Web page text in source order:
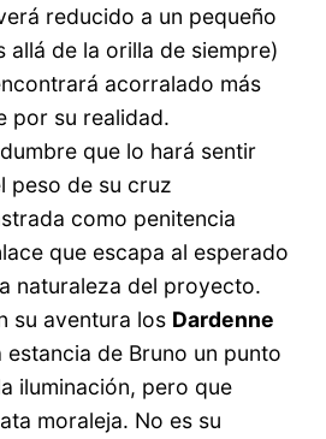
reducido a un pequeño
allá de la orilla de siempre)
acorralado más
por su realidad.
que lo hará sentir
peso de su cruz
como penitencia
que escapa al esperado
naturaleza del proyecto.
su aventura los Dardenne
estancia de Bruno un punto
iluminación, pero que
moraleja. No es su